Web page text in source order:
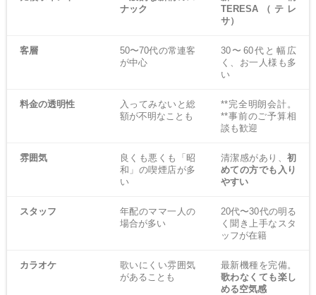
ナック
TERESA（テレ
サ）
客層
50〜70代の常連客
が中心
30〜60代と幅広
く、お一人様も多
い
料金の透明性
入ってみないと総
額が不明なことも
**完全明朗会計。
**事前のご予算相
談も歓迎
雰囲気
良くも悪くも「昭
和」の喫煙店が多
い
清潔感があり、 初
めての方でも入り
やすい
スタッフ
年配のママ一人の
場合が多い
20代〜30代の明る
く聞き上手なスタ
ッフが在籍
カラオケ
歌いにくい雰囲気
があることも
最新機種を完備。
歌わなくても楽し
める空気感